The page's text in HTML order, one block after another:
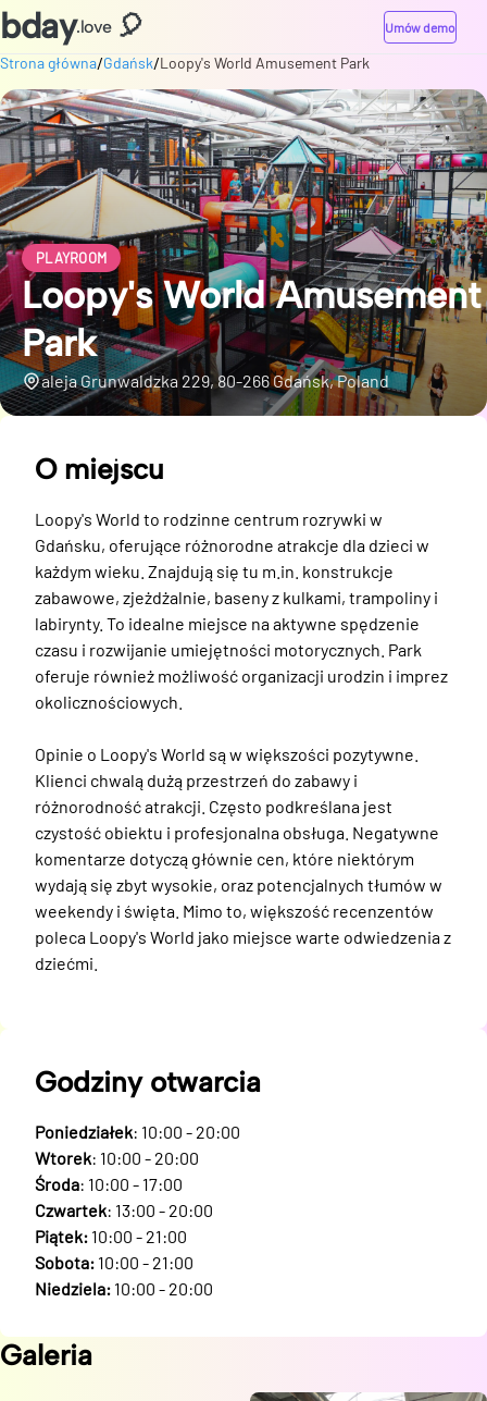
bday.love 🎈 Umów demo
Strona główna/Gdańsk/Loopy's World Amusement Park
PLAYROOM
Loopy's World Amusement
Park
aleja Grunwaldzka 229, 80-266 Gdańsk, Poland
O miejscu
Loopy's World to rodzinne centrum rozrywki w
Gdańsku, oferujące różnorodne atrakcje dla dzieci w
każdym wieku. Znajdują się tu m.in. konstrukcje
zabawowe, zjeżdżalnie, baseny z kulkami, trampoliny i
labirynty. To idealne miejsce na aktywne spędzenie
czasu i rozwijanie umiejętności motorycznych. Park
oferuje również możliwość organizacji urodzin i imprez
okolicznościowych.
Opinie o Loopy's World są w większości pozytywne.
Klienci chwalą dużą przestrzeń do zabawy i
różnorodność atrakcji. Często podkreślana jest
czystość obiektu i profesjonalna obsługa. Negatywne
komentarze dotyczą głównie cen, które niektórym
wydają się zbyt wysokie, oraz potencjalnych tłumów w
weekendy i święta. Mimo to, większość recenzentów
poleca Loopy's World jako miejsce warte odwiedzenia z
dziećmi.
Godziny otwarcia
Poniedziałek: 10:00 - 20:00
Wtorek: 10:00 - 20:00
Środa: 10:00 - 17:00
Czwartek: 13:00 - 20:00
Piątek: 10:00 - 21:00
Sobota: 10:00 - 21:00
Niedziela: 10:00 - 20:00
Galeria